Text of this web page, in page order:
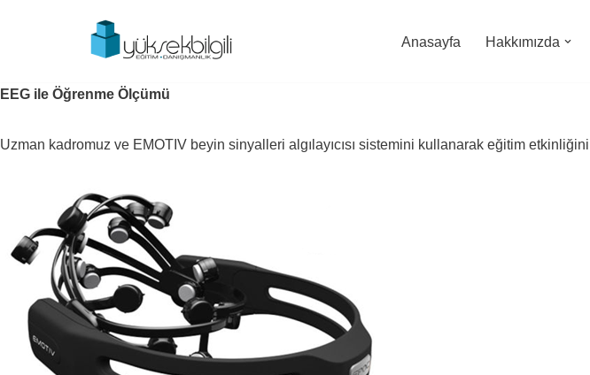
Anasayfa Hakkımızda
EEG ile Öğrenme Ölçümü
Uzman kadromuz ve EMOTIV beyin sinyalleri algılayıcısı sistemini kullanarak eğitim